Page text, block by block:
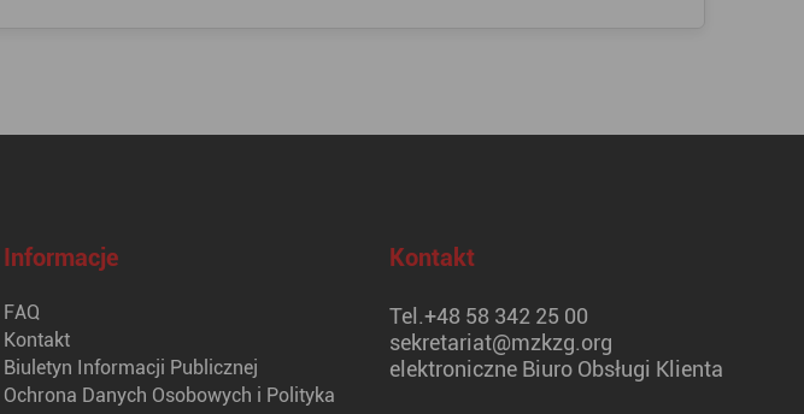
Informacje
FAQ
Kontakt
Biuletyn Informacji Publicznej
Ochrona Danych Osobowych i Polityka
Kontakt
Tel.+48 58 342 25 00
sekretariat@mzkzg.org
elektroniczne Biuro Obsługi Klienta